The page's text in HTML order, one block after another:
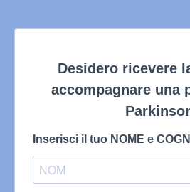
Desidero ricevere
accompagnare una
Inserisci il tuo NOME e